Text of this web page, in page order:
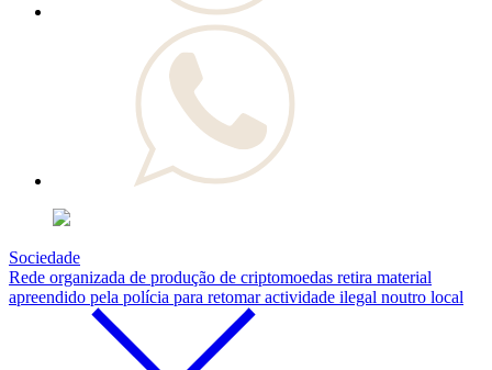
Sociedade
Rede organizada de produção de criptomoedas retira material
apreendido pela polícia para retomar actividade ilegal noutro local